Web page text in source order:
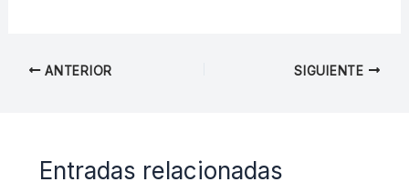
ANTERIOR SIGUIENTE
Entradas relacionadas